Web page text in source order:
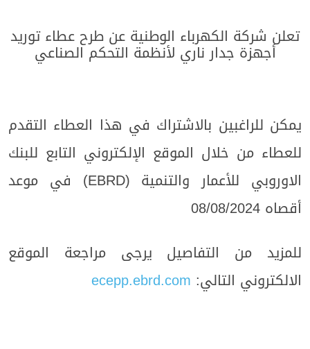
تعلن شركة الكهرباء الوطنية عن طرحعطاءتوريد
أجهزة جدار ناري لأنظمة التحكم الصناعي
يمكن للراغبين بالاشتراك في هذا العطاء التقدم
للعطاء من خلال الموقع الإلكتروني التابع للبنك
الاوروبي للأعمار والتنمية (EBRD) في موعد
أقصاه 08/08/2024
للمزيد من التفاصيل يرجى مراجعة الموقع
الالكتروني التالي:ecepp.ebrd.com